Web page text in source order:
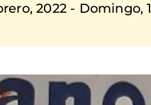
2022 - Domingo,